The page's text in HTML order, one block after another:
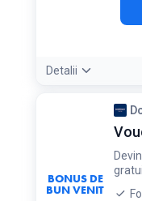
Detalii
Detaliile ofertei:
Necesita
BONUS DE
BUN VENIT